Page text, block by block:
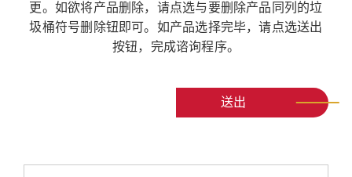
更。如欲将产品删除，请点选与要删除产品同列的垃
圾桶符号删除钮即可。如产品选择完毕，请点选送出
按钮，完成谘询程序。
送出